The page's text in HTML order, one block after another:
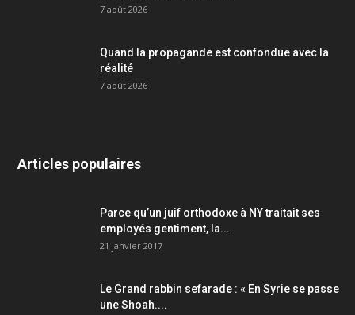
7 août 2026
Quand la propagande est confondue avec la
réalité
7 août 2026
Articles populaires
Parce qu’un juif orthodoxe à NY traitait ses
employés gentiment, la...
21 janvier 2017
Le Grand rabbin sefarade : « En Syrie se passe
une Shoah....